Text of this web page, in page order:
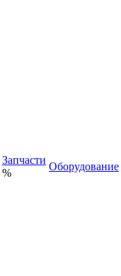
Запчасти
%
Оборудование